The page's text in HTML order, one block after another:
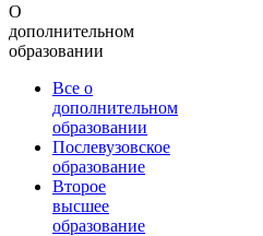
О
дополнительном
образовании
Все о
дополнительном
образовании
Послевузовское
образование
Второе
высшее
образование